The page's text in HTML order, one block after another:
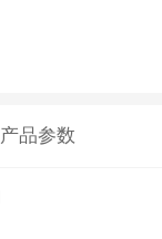
产品参数